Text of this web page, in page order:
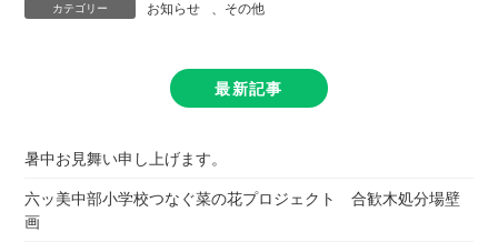
カテゴリー お知らせ その他
最新記事
暑中お見舞い申し上げます。
六ッ美中部小学校つなぐ菜の花プロジェクト 合歓木処分場壁
画